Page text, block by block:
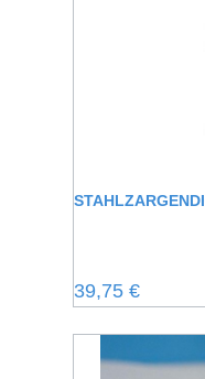
Regulärer Preis:
39,75 €